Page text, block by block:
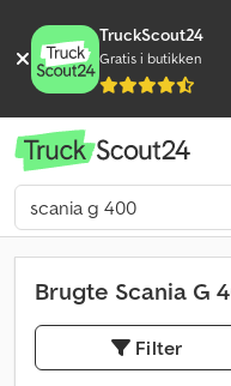
TruckScout24
Gratis i butikken
Brugte Scania G
Filter